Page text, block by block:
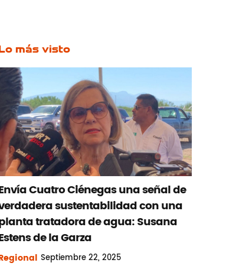
más visto
Cuatro Ciénegas una señal de
sustentabilidad con una
tratadora de agua: Susana
de la Garza
Septiembre22, 2025